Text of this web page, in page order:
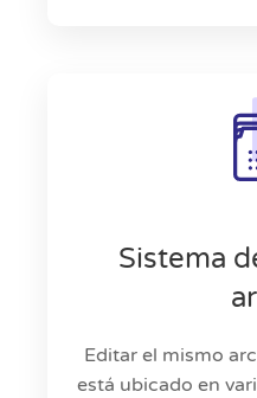
Sistema
Editar el mismo
está ubicado en